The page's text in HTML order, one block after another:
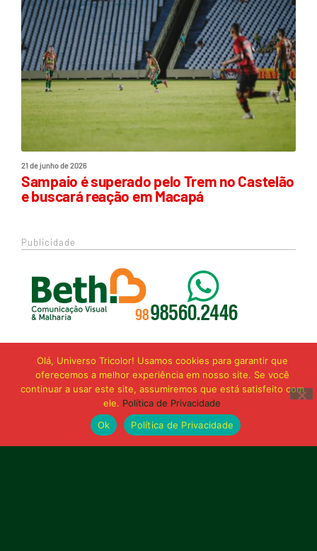
21 de junho de 2026
Sampaio é superado pelo Trem no Castelão
e buscará reação em Macapá
Publicidade
Olá, Universo Tricolor! Usamos cookies para garantir que
oferecemos a melhor experiência em nosso site. Se você
continuar a usar este site, assumiremos que está satisfeito com
ele. Política de Privacidade
Ok
Política de Privacidade